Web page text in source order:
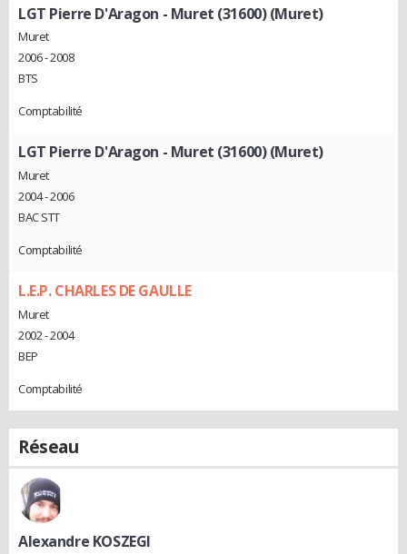
LGT Pierre D'Aragon - Muret (31600) (Muret)
Muret
2006 - 2008
BTS
Comptabilité
LGT Pierre D'Aragon - Muret (31600) (Muret)
Muret
2004 - 2006
BAC STT
Comptabilité
L.E.P. CHARLES DE GAULLE
Muret
2002 - 2004
BEP
Comptabilité
Réseau
Alexandre KOSZEGI